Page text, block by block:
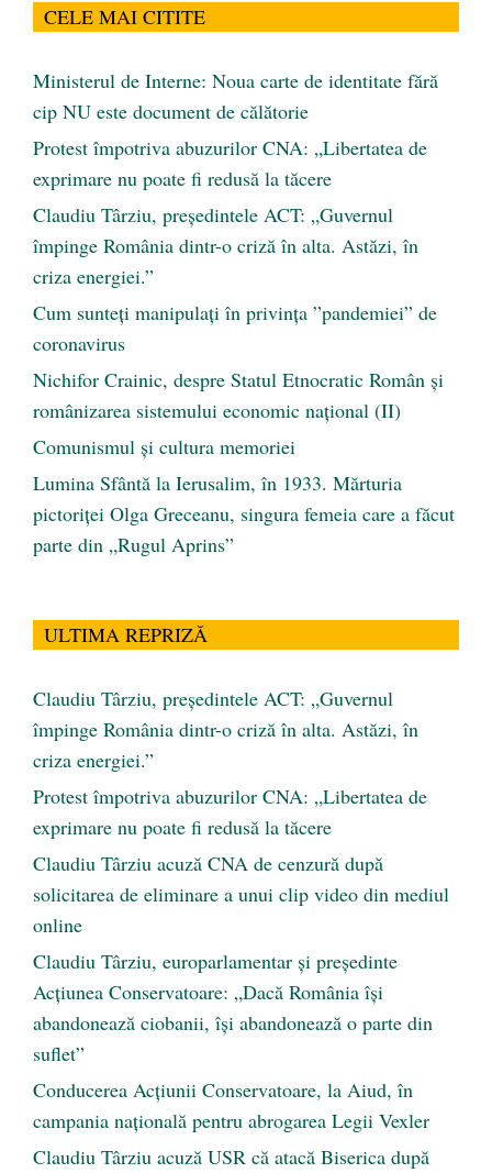
CELE MAI CITITE
Ministerul de Interne: Noua carte de identitate fără
cip NU este document de călătorie
Protest împotriva abuzurilor CNA: „Libertatea de
exprimare nu poate fi redusă la tăcere
Claudiu Târziu, președintele ACT: „Guvernul
împinge România dintr-o criză în alta. Astăzi, în
criza energiei.”
Cum sunteți manipulați în privința ”pandemiei” de
coronavirus
Nichifor Crainic, despre Statul Etnocratic Român şi
românizarea sistemului economic naţional (II)
Comunismul şi cultura memoriei
Lumina Sfântă la Ierusalim, în 1933. Mărturia
pictoriței Olga Greceanu, singura femeia care a făcut
parte din „Rugul Aprins”
ULTIMA REPRIZĂ
Claudiu Târziu, președintele ACT: „Guvernul
împinge România dintr-o criză în alta. Astăzi, în
criza energiei.”
Protest împotriva abuzurilor CNA: „Libertatea de
exprimare nu poate fi redusă la tăcere
Claudiu Târziu acuză CNA de cenzură după
solicitarea de eliminare a unui clip video din mediul
online
Claudiu Târziu, europarlamentar și președinte
Acțiunea Conservatoare: „Dacă România își
abandonează ciobanii, își abandonează o parte din
suflet”
Conducerea Acțiunii Conservatoare, la Aiud, în
campania națională pentru abrogarea Legii Vexler
Claudiu Târziu acuză USR că atacă Biserica după